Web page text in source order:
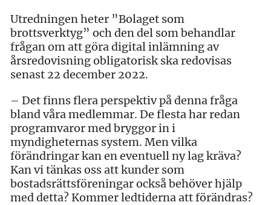
Utredningen heter ”Bolaget som
brottsverktyg” och den del som behandlar
frågan om att göra digital inlämning av
årsredovisning obligatorisk ska redovisas
senast 22 december 2022.
– Det finns flera perspektiv på denna fråga
bland våra medlemmar. De flesta har redan
programvaror med bryggor in i
myndigheternas system. Men vilka
förändringar kan en eventuell ny lag kräva?
Kan vi tänkas oss att kunder som
bostadsrättsföreningar också behöver hjälp
med detta? Kommer ledtiderna att förändras?